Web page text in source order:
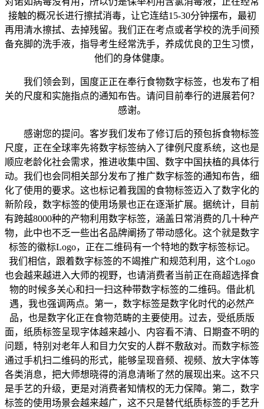
接触的概况长进行擦拭消毒，让它连结15-30分钟摆布，最初
再用清水擦拭、去掉残留。我们正在考点或者学校的洗手间预
备充脚的洗手液，指导考生经常洗手，养成优良的卫生习惯，
他们的身体健康。
我们领会到，国度正正在奉行食物数字标签，也发布了相
关的尺度和实施指点的通知布告。请问目前奉行的进展若何？
感谢。
感谢您的提问。客岁我们发布了修订后的预包拆食物标签
尺度，正在全球率先将数字标签纳入了律例尺度系统，这也是
顺应老龄化社会需求，推进收集中国、数字中国扶植的具体行
动。我们也会同相关部分发布了推广数字标签的通知布告，细
化了使用的要求。这也标记着我国的食物标签迈入了数字化的
新阶段，数字标签的使用场景也正在逐渐扩展。据统计，目前
有跨越8000种的产物利用数字标签，涵盖日常消费的几十种产
物，此中也不乏一些出名品牌阐扬了带动感化。这个就是数字
标签的徽标Logo，正在二维码有一个特地的数字标签标记。
我们相信，跟着数字标签的不竭推广和规范利用，这个Logo
也会越来越进入大师的视野，也请消费者当前正在商超选择食
物的时候多关心和扫一扫这种带数字标签的二维码。借此机
遇，我也强调两点。第一，数字标签是数字化时代的必然产
品，也是数字化正在食物范畴的主要使用。过去，受纸质版
面，纸质标签呈现字体越来越小、内容看不清、日期查不明的
问题，特别对老年人和目力欠安的人群不敷敌对。而数字标签
通过手机扫二维码的形式，能够呈现音频、视频、放大字体等
各类消息，把大师想晓得的消息清晰了然的展现出来。这不只
是手艺的升级，更是对消费者知情权的无力保障。第二，数字
标签的使用场景会越来越广，这不只是替代纸质标签的手艺升